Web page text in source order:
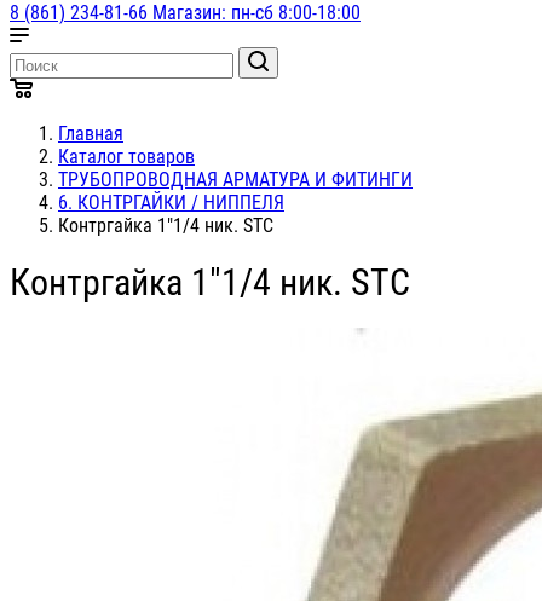
8 (861) 234-81-66 Магазин: пн-сб 8:00-18:00
Главная
Каталог товаров
ТРУБОПРОВОДНАЯ АРМАТУРА И ФИТИНГИ
6. КОНТРГАЙКИ / НИППЕЛЯ
Контргайка 1"1/4 ник. STC
Контргайка 1"1/4 ник. STC